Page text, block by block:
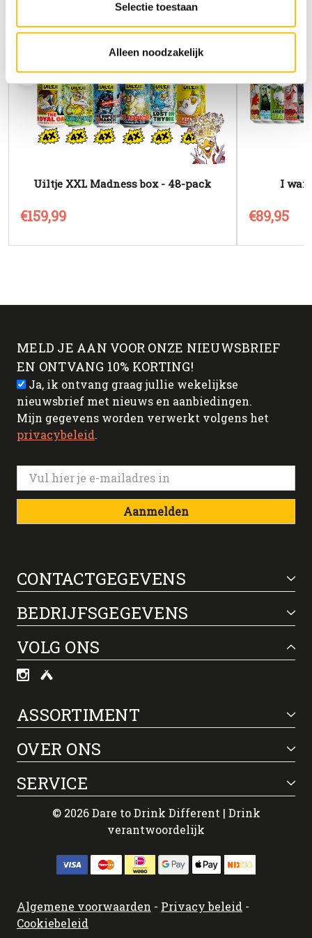
Selectie toestaan
Alleen noodzakelijk
Uiltje XXL Madness box - 48-pack
€159,99
I
€89,95
MELD JE AAN VOOR ONZE NIEUWSBRIEF
EN ONTVANG 10% KORTING!
Ja, ik ontvang graag jullie wekelijkse
nieuwsbrief met nieuws en aanbiedingen.
Mijn gegevens worden verwerkt volgens het
privacybeleid.
Aanmelden
CONTACTGEGEVENS
BEDRIJFSGEGEVENS
VOLG ONS
ASSORTIMENT
OVER ONS
SERVICE
© 2026 Dare to Drink Different | Drink
verantwoordelijk
Algemene voorwaarden - Privacy beleid -
Cookiebeleid